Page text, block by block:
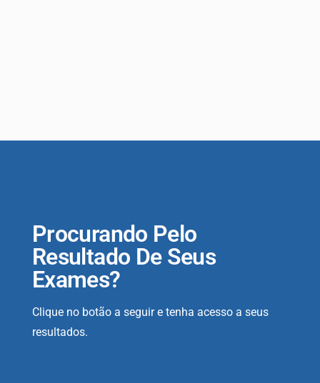
Procurando Pelo
Resultado De Seus
Exames?
Clique no botão a seguir e tenha acesso a seus
resultados.